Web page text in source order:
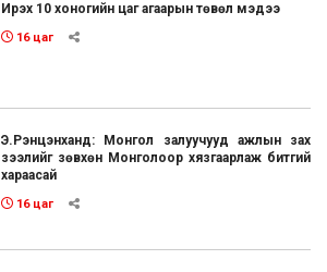
Ирэх 10 хоногийн цаг агаарын төвөл мэдээ
16 цаг
Э.Рэнцэнханд: Монгол залуучууд ажлын зах
зээлийг зөвхөн Монголоор хязгаарлаж битгий
хараасай
16 цаг